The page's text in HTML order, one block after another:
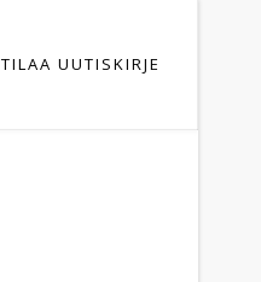
TILAA UUTISKIRJE